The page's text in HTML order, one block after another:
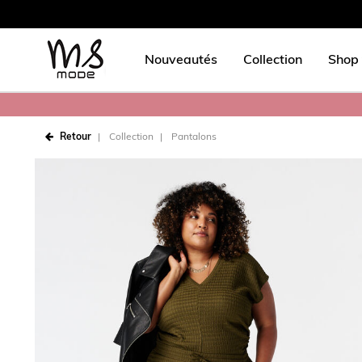
Nouveautés Collection
Retour Collection Pantalons